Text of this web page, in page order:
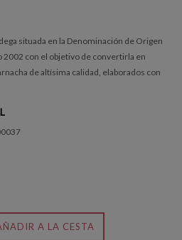
situada en la Denominación de Origen
2002 con el objetivo de convertirla en
de altísima calidad, elaborados con
A LA CESTA